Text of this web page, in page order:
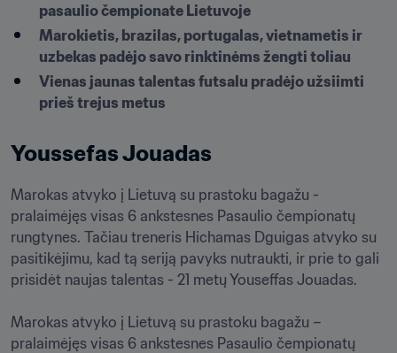
pasaulio čempionate Lietuvoje
Marokietis, brazilas, portugalas, vietnametis ir
uzbekas padėjo savo rinktinėms žengti toliau
Vienas jaunas talentas futsalu pradėjo užsiimti
prieš trejus metus
Youssefas Jouadas
Marokas atvyko į Lietuvą su prastoku bagažu -
pralaimėjęs visas 6 ankstesnes Pasaulio čempionatų
rungtynes. Tačiau treneris Hichamas Dguigas atvyko su
pasitikėjimu, kad tą seriją pavyks nutraukti, ir prie to gali
prisidėt naujas talentas - 21 metų Youseffas Jouadas.
Marokas atvyko į Lietuvą su prastoku bagažu –
pralaimėjęs visas 6 ankstesnes Pasaulio čempionatų